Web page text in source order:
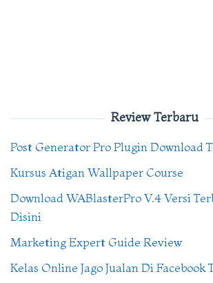
Review Terbaru
Post Generator Pro Plugin Download
Kursus Atigan Wallpaper Course
Download WABlasterPro V.4 Versi
Disini
Marketing Expert Guide Review
Kelas Online Jago Jualan Di Facebook